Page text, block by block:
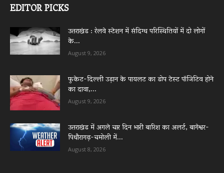
EDITOR PICKS
उत्तराखंड : रेलवे स्टेशन में संदिग्ध परिस्थितियों में दो लोगों
के...
August 9, 2026
फुकेट-दिल्ली उड़ान के पायलट का डोप टेस्ट पॉजिटिव होने
का दावा,...
August 9, 2026
उत्तराखंड में अगले चार दिन भारी बारिश का अलर्ट, बागेश्वर-
पिथौरागढ़-चमोली में...
August 8, 2026